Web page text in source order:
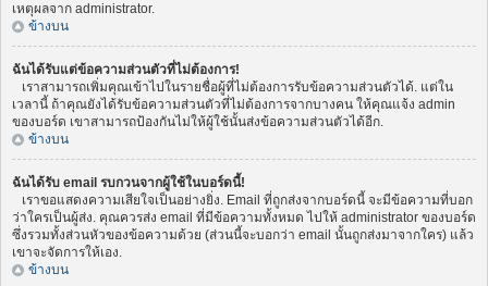
เหตุผลจาก administrator.
ข้างบน
ฉันได้รับแต่ข้อความส่วนตัวที่ไม่ต้องการ!
เราสามารถเพิ่มคุณเข้าไปในรายชื่อผู้ที่ไม่ต้องการรับข้อความส่วนตัวได้. แต่ใน
เวลานี้ ถ้าคุณยังได้รับข้อความส่วนตัวที่ไม่ต้องการจากบางคน ให้คุณแจ้ง admin
ของบอร์ด เขาสามารถป้องกันไม่ให้ผู้ใช้นั้นส่งข้อความส่วนตัวได้อีก.
ข้างบน
ฉันได้รับ email รบกวนจากผู้ใช้ในบอร์ดนี้!
เราขอแสดงความเสียใจเป็นอย่างยิ่ง. Email ที่ถูกส่งจากบอร์ดนี้ จะมีข้อความที่บอก
ว่าใครเป็นผู้ส่ง. คุณควรส่ง email ที่มีข้อความทั้งหมด ไปให้ administrator ของบอร์ด
ซึ่งรวมทั้งส่วนหัวของข้อความด้วย (ส่วนนี้จะบอกว่า email นั้นถูกส่งมาจากใคร) แล้ว
เขาจะจัดการให้เอง.
ข้างบน